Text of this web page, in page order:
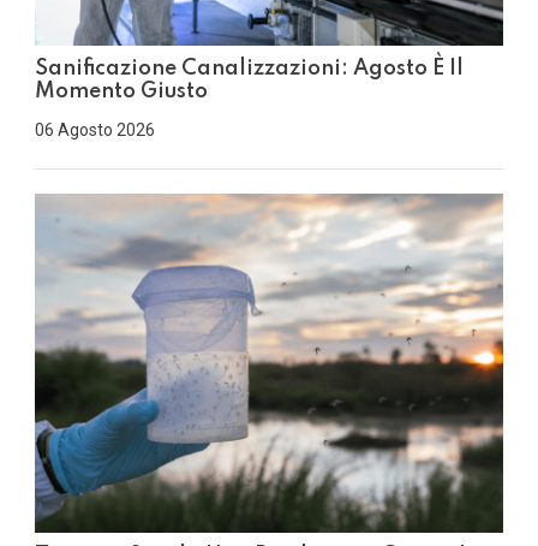
Sanificazione Canalizzazioni: Agosto È Il
Momento Giusto
06 Agosto 2026